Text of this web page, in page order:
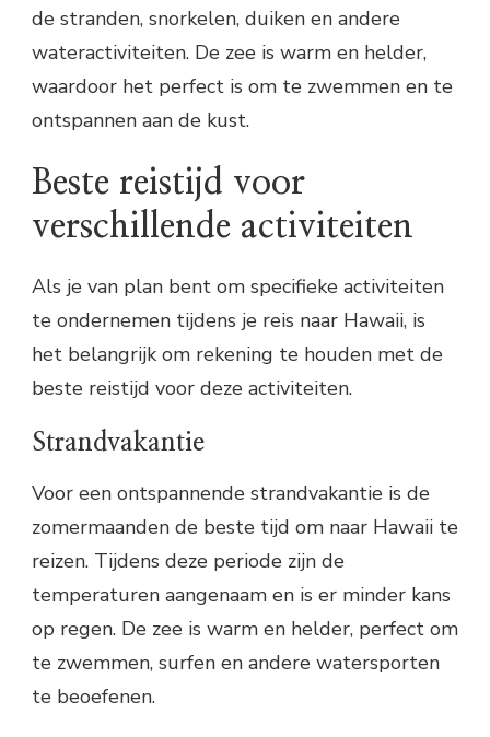
de stranden, snorkelen, duiken en andere
wateractiviteiten. De zee is warm en helder,
waardoor het perfect is om te zwemmen en te
ontspannen aan de kust.
Beste reistijd voor
verschillende activiteiten
Als je van plan bent om specifieke activiteiten
te ondernemen tijdens je reis naar Hawaii, is
het belangrijk om rekening te houden met de
beste reistijd voor deze activiteiten.
Strandvakantie
Voor een ontspannende strandvakantie is de
zomermaanden de beste tijd om naar Hawaii te
reizen. Tijdens deze periode zijn de
temperaturen aangenaam en is er minder kans
op regen. De zee is warm en helder, perfect om
te zwemmen, surfen en andere watersporten
te beoefenen.